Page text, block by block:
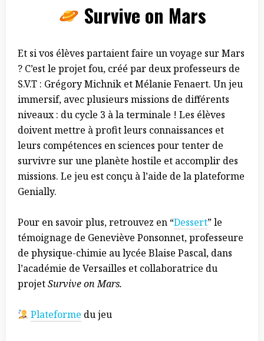
Survive on Mars
Et si vos élèves partaient faire un voyage sur Mars
? C’est le projet fou, créé par deux professeurs de
S.V.T : Grégory Michnik et Mélanie Fenaert. Un jeu
immersif, avec plusieurs missions de différents
niveaux : du cycle 3 à la terminale ! Les élèves
doivent mettre à profit leurs connaissances et
leurs compétences en sciences pour tenter de
survivre sur une planète hostile et accomplir des
missions. Le jeu est conçu à l’aide de la plateforme
Genially.
Pour en savoir plus, retrouvez en “Dessert” le
témoignage de Geneviève Ponsonnet, professeure
de physique-chimie au lycée Blaise Pascal, dans
l’académie de Versailles et collaboratrice du
projetSurvive on Mars.
Plateforme du jeu